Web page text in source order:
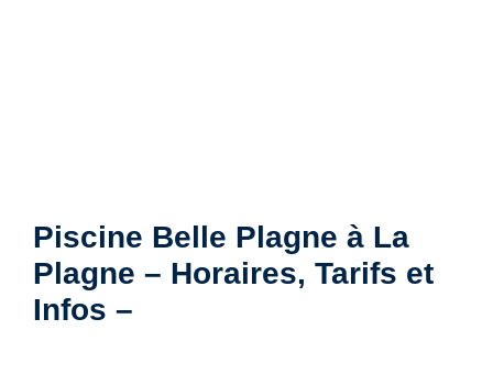
Piscine Belle Plagne à La
Plagne – Horaires, Tarifs et
Infos –